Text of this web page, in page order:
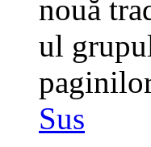
nouă
ul
Sus